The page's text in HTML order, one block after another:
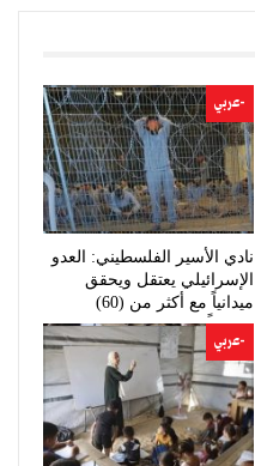
-عربي
نادي الأسير الفلسطيني: العدو
الإسرائيلي يعتقل ويحقق
ميدانياً مع أكثر من (60)
مواطناً…
-عربي